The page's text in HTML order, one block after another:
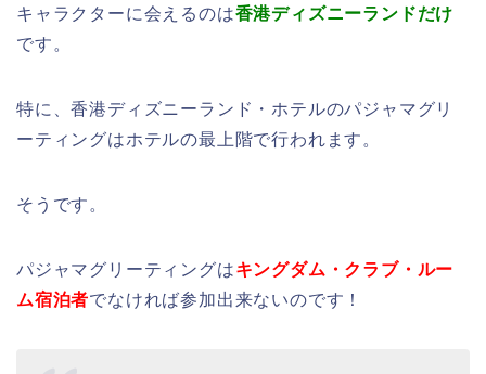
キャラクターに会えるのは香港ディズニーランドだけ
です。
特に、香港ディズニーランド・ホテルのパジャマグリ
ーティングはホテルの最上階で行われます。
そうです。
パジャマグリーティングはキングダム・クラブ・ルー
ム宿泊者でなければ参加出来ないのです！